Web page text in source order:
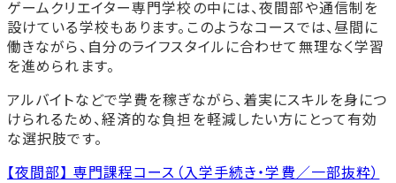
ゲームクリエイター専門学校の中には、夜間部や通信制を
設けている学校もあります。このようなコースでは、昼間に
働きながら、自分のライフスタイルに合わせて無理なく学習
を進められます。
アルバイトなどで学費を稼ぎながら、着実にスキルを身につ
けられるため、経済的な負担を軽減したい方にとって有効
な選択肢です。
【夜間部】 専門課程コース（入学手続き・学費／一部抜粋）